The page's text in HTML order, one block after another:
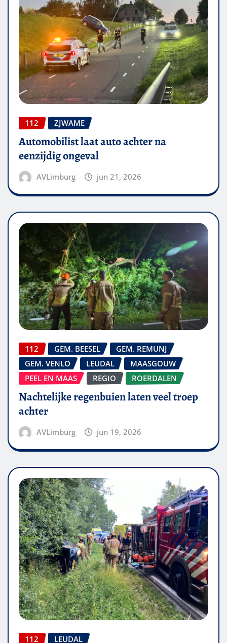
112 ZJWAME
Automobilist laat auto achter na
eenzijdig ongeval
AVLimburg jun 21, 2026
112 GEM. BEESEL
GEM. REMUNJ
GEM. VENLO
LEUDAL
MAASGOUW
PEEL EN MAAS
REGIO ROERDALEN
Nachtelijke regenbuien laten veel troep
achter
AVLimburg jun 19, 2026
112 LEUDAL